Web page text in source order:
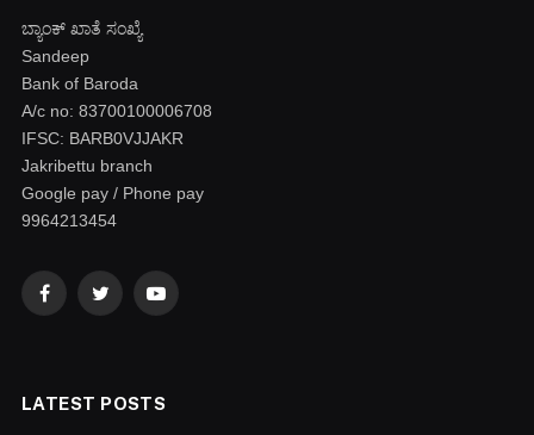
ಬ್ಯಾಂಕ್ ಖಾತೆ ಸಂಖ್ಯೆ
Sandeep
Bank of Baroda
A/c no: 83700100006708
IFSC: BARB0VJJAKR
Jakribettu branch
Google pay / Phone pay
9964213454
FacebookTwitter YouTube
LATEST POSTS